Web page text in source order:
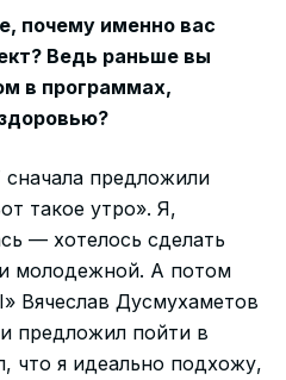
почему именно вас
Ведь раньше вы
в программах,
предложили
такое утро». Я,
— хотелось сделать
и молодежной. А потом
Дусмухаметов
предложил пойти в
что я идеально подхожу,